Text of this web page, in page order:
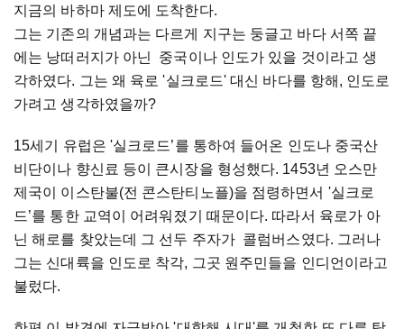
지금의 바하마 제도에 도착한다.
그는 기존의 개념과는 다르게 지구는 둥글고 바다 서쪽 끝
에는 낭떠러지가 아닌 중국이나 인도가 있을 것이라고 생
각하였다. 그는 왜 육로 '실크로드' 대신 바다를 항해, 인도로
가려고 생각하였을까?
15세기 유럽은 '실크로드’를 통하여 들어온 인도나 중국산
비단이나 향신료 등이 큰시장을 형성했다. 1453년 오스만
제국이 이스탄불(전 콘스탄티노플)을 점령하면서 '실크로
드’를 통한 교역이 어려워졌기 때문이다. 따라서 육로가 아
닌 해로를 찾았는데 그 선두 주자가 콜럼버스였다. 그러나
그는 신대륙을 인도로 착각, 그곳 원주민들을 인디언이라고
불렀다.